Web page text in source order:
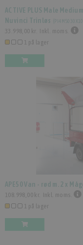
ACTIVE PLUS Male
Nuvinci Trinløs (PI4M5030X106
33.998,00 kr.
Inkl. moms.
1 på lager
APE50 Van - rød m. 2 x
108.998,00 kr.
Inkl. moms.
1 på lager